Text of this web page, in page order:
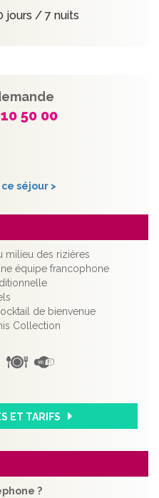
jours / 7 nuits
50 00
séjour >
milieu des rizières
équipe francophone
de bienvenue
Collection
ET TARIFS
?